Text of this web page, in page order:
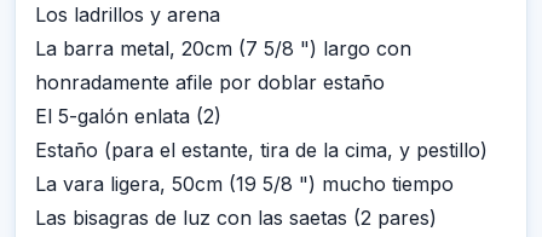
Los ladrillos y arena
La barra metal, 20cm (7 5/8 ") largo con
honradamente afile por doblar estaño
El 5-galón enlata (2)
Estaño (para el estante, tira de la cima, y pestillo)
La vara ligera, 50cm (19 5/8 ") mucho tiempo
Las bisagras de luz con las saetas (2 pares)